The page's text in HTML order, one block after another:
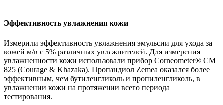
Эффективность увлажнения кожи
Измерили эффективность увлажнения эмульсии для ухода за
кожей м/в с 5% различных увлажнителей. Для измерения
увлажненности кожи использовали прибор Corneometer® CM
825 (Courage & Khazaka). Пропандиол Zemea оказался более
эффективным, чем бутиленгликоль и пропиленгликоль, в
увлажнении кожи на протяжении всего периода
тестирования.